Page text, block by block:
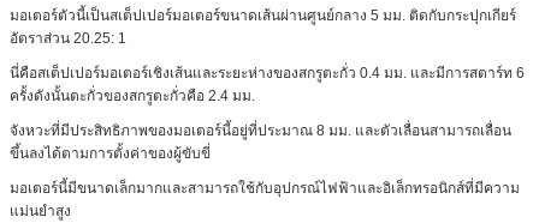
มอเตอร์ตัวนี้เป็นสเต็ปเปอร์มอเตอร์ขนาดเส้นผ่านศูนย์กลาง 5 มม. ติดกับกระปุกเกียร์
อัตราส่วน 20.25: 1
นี่คือสเต็ปเปอร์มอเตอร์เชิงเส้นและระยะห่างของสกรูตะกั่ว 0.4 มม. และมีการสตาร์ท 6
ครั้งดังนั้นตะกั่วของสกรูตะกั่วคือ 2.4 มม.
จังหวะที่มีประสิทธิภาพของมอเตอร์นี้อยู่ที่ประมาณ 8 มม. และตัวเลื่อนสามารถเลื่อน
ขึ้นลงได้ตามการตั้งค่าของผู้ขับขี่
มอเตอร์นี้มีขนาดเล็กมากและสามารถใช้กับอุปกรณ์ไฟฟ้าและอิเล็กทรอนิกส์ที่มีความ
แม่นยำสูง